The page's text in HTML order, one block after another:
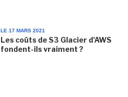
LE 17 MARS 2021
Les coûts de S3 Glacier d'AWS
fondent-ils vraiment ?